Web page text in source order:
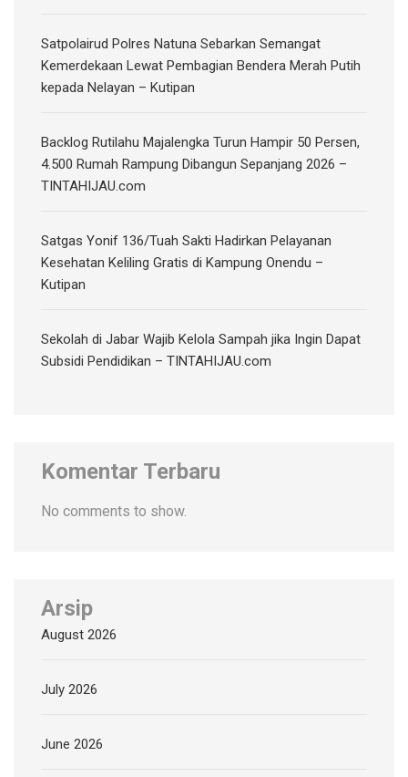
Satpolairud Polres Natuna Sebarkan Semangat
Kemerdekaan Lewat Pembagian Bendera Merah Putih
kepada Nelayan – Kutipan
‎Backlog Rutilahu Majalengka Turun Hampir 50 Persen,
4.500 Rumah Rampung Dibangun Sepanjang 2026 –
TINTAHIJAU.com
Satgas Yonif 136/Tuah Sakti Hadirkan Pelayanan
Kesehatan Keliling Gratis di Kampung Onendu –
Kutipan
Sekolah di Jabar Wajib Kelola Sampah jika Ingin Dapat
Subsidi Pendidikan – TINTAHIJAU.com
Komentar Terbaru
No comments to show.
Arsip
August 2026
July 2026
June 2026